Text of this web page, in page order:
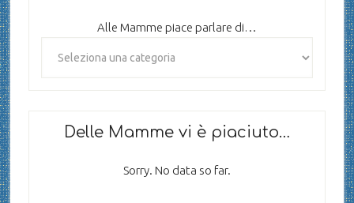
Alle Mamme piace parlare di…
Delle Mamme vi è piaciuto…
Sorry. No data so far.